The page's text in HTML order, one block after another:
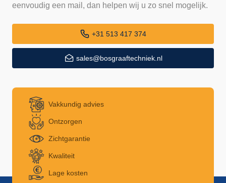
eenvoudig een mail, dan helpen wij u zo snel mogelijk.
+31 513 417 374
sales@bosgraaftechniek.nl
Vakkundig advies
Ontzorgen
Zichtgarantie
Kwaliteit
Lage kosten